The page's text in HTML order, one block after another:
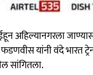
अहिल्यानगरला
फडणवीस यांनी वंदे भारत
सांगितला.